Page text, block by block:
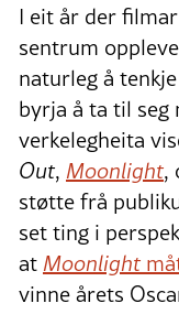
I eit år der
sentrum
naturleg å
byrja å ta til seg
verkelegheita
Out, Moonlight,
støtte frå
set ting i
at Moonlight
vinne årets